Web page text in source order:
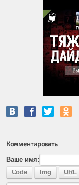
Комментировать
Ваше имя: